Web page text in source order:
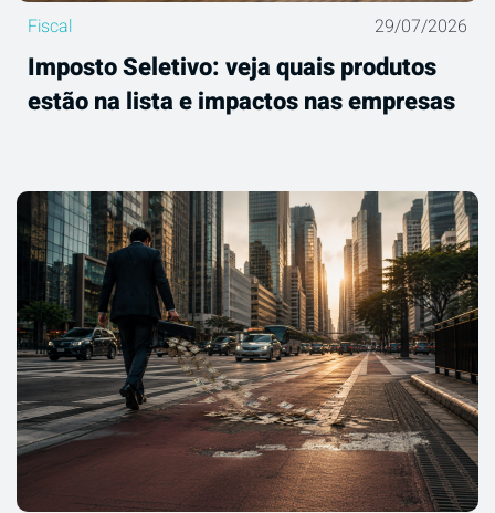
Fiscal 29/07/2026
Imposto Seletivo: veja quais produtos
estão na lista e impactos nas empresas